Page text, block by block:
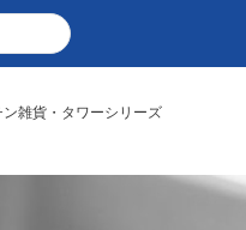
雑貨・タワーシリーズ